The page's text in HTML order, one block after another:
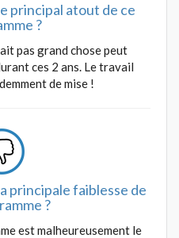
principal atout de ce
?
pas grand chose peut
ces 2 ans. Le travail
de mise !
principale faiblesse de
?
est malheureusement le